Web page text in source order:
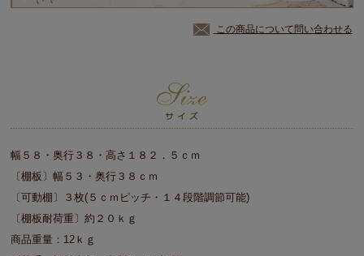
この商品について問い合わせる
幅５８・奥行３８・高さ１８２．５ｃｍ
〔棚板〕幅５３・奥行３８ｃｍ
〔可動棚〕３枚(５ｃｍピッチ・１４段階調節可能)
〔棚板耐荷重〕約２０ｋｇ
商品重量：12ｋｇ